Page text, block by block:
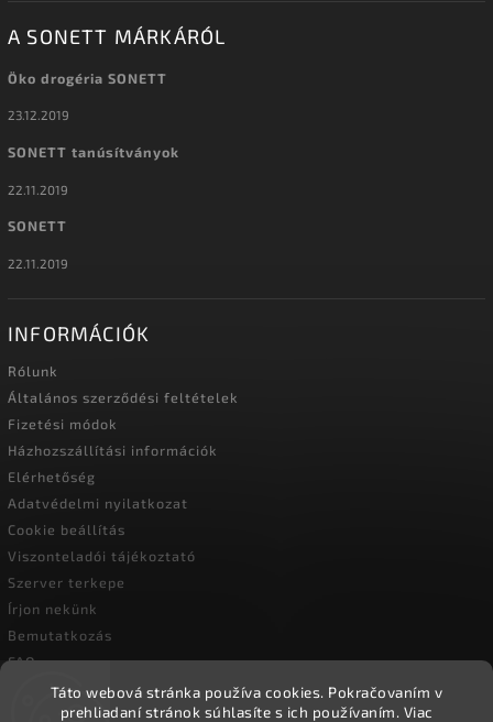
Táto webová stránka používa cookies. Pokračovaním v
prehliadaní stránok súhlasíte s ich používaním. Viac
A SONETT MÁRKÁRÓL
Öko drogéria SONETT
23.12.2019
SONETT tanúsítványok
22.11.2019
SONETT
22.11.2019
INFORMÁCIÓK
Rólunk
Általános szerződési feltételek
Fizetési módok
Házhozszállítási információk
Elérhetőség
Adatvédelmi nyilatkozat
Cookie beállítás
Viszonteladói tájékoztató
Szerver terkepe
Írjon nekünk
Bemutatkozás
FAQ
Vásárlási útmutató